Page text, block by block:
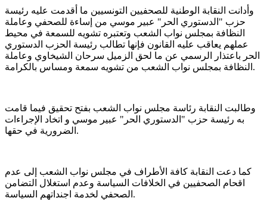
وأدانت النقابة الوطنية للصحفيين التونسيين ما أقدمت عليه رئيسة
حزب "الدستوري الحر" عبير موسي من إساءة للصحفي وعاملة
النظافة بمجلس نواب الشعب وتعتبره تشويه للسمعة في محيط
عملهم يعاقب عليه القانون فإنها تطالب رئيسة الحزب الدستوري
الحر باعتذار الرسمي عن ما لحق الزميل سرحان الشيخاوي وعاملة
النظافة بمجلس نواب الشعب من تشويه سمعة ومساس بالكرامة.
وطالبت النقابة رئاسة مجلس نواب الشعب بفتح تحقيق فيما قامت
به رئيسة حزب "الدستوري الحر" عبير موسي و اتخاد الإجراءات
الضرورية في حقها.
كما دعت النقابة كافة الأطراف في مجلس نواب الشعب إلى عدم
اقحام الصحفيين في الخلافات السياسة وعدم استغلال التضامن
الصحفي لخدمة اجنداتهم السياسة.